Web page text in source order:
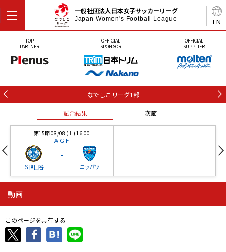
EN
一般社団法人日本女子サッカーリーグ
Japan Women's Football League
TOP
PARTNER
OFFICIAL
SPONSOR
OFFICIAL
SUPPLIER
なでしこリーグ1部
試合結果 次節
第15節 08/08 (土) 16:00
ＡＧＦ
Ｓ世田谷
-
ニッパツ
ニッパツ
ニッパツ
-
石人の星
動画
このページを共有する